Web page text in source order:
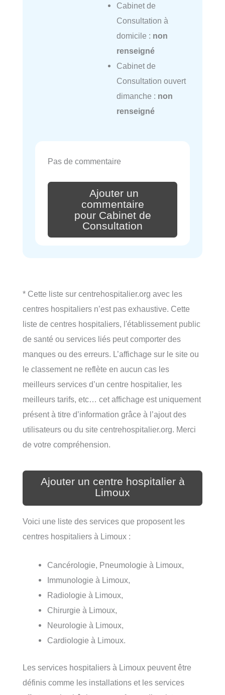
Cabinet de
Consultation à
domicile : non
renseigné
Cabinet de
Consultation ouvert
dimanche : non
renseigné
Pas de commentaire
Ajouter un
commentaire
pour Cabinet de
Consultation
* Cette liste sur centrehospitalier.org avec les
centres hospitaliers n’est pas exhaustive. Cette
liste de centres hospitaliers, l'établissement public
de santé ou services liés peut comporter des
manques ou des erreurs. L’affichage sur le site ou
le classement ne reflète en aucun cas les
meilleurs services d’un centre hospitalier, les
meilleurs tarifs, etc… cet affichage est uniquement
présent à titre d’information grâce à l’ajout des
utilisateurs ou du site centrehospitalier.org. Merci
de votre compréhension.
Ajouter un centre hospitalier à
Limoux
Voici une liste des services que proposent les
centres hospitaliers à Limoux :
Cancérologie, Pneumologie à Limoux,
Immunologie à Limoux,
Radiologie à Limoux,
Chirurgie à Limoux,
Neurologie à Limoux,
Cardiologie à Limoux.
Les services hospitaliers à Limoux peuvent être
définis comme les installations et les services